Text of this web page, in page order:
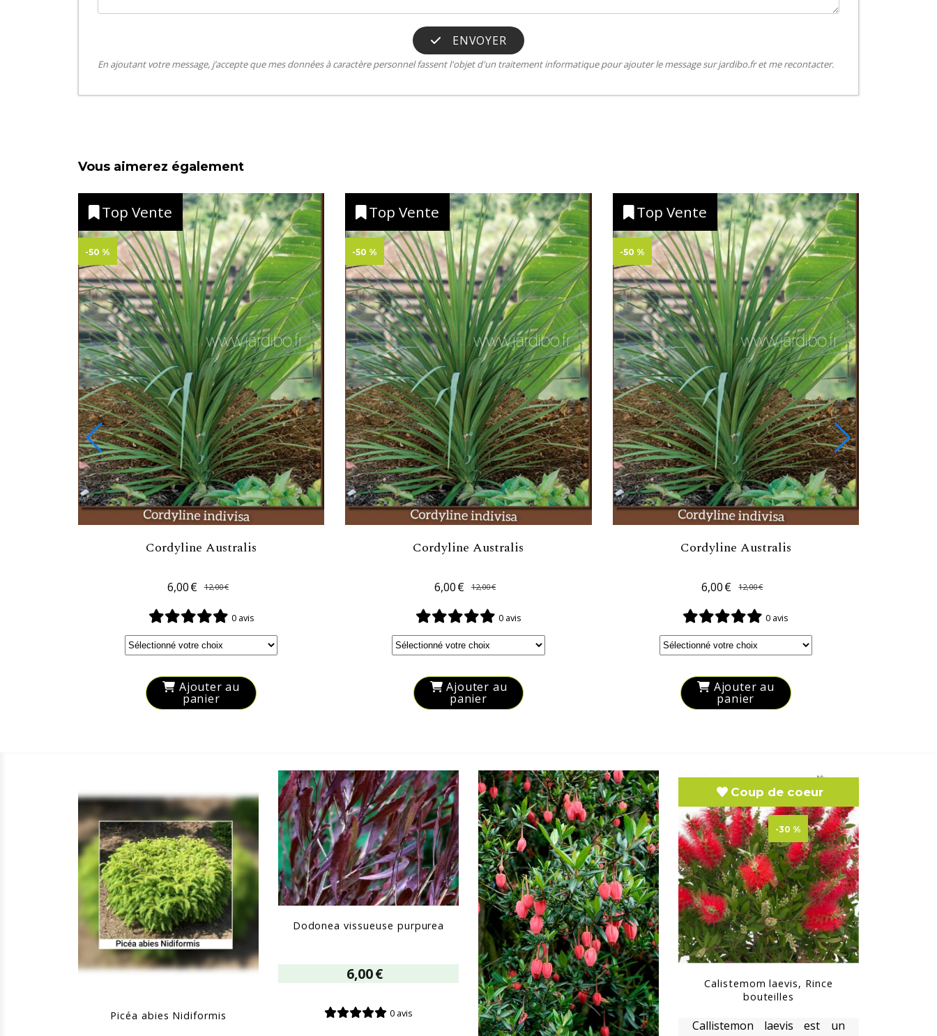
ENVOYER
En ajoutant votre message, j’accepte que mes données à caractère personnel fassent l'objet d'un traitement informatique pour ajouter le message sur jardibo.fr et me recontacter.
Vous aimerez également
-50 %
Cordyline Australis
6,00€ 12,00€
0 avis
Ajouter au
panier
Top Vente
-50 %
Cordyline Australis
6,00€ 12,00€
0 avis
Ajouter au
panier
Top Vente
-50 %
Cordyline Australis
6,00€ 12,00€
0 avis
Ajouter au
panier
Top Vente
Picéa abies Nidiformis
Dodonea vissueuse purpurea
6,00€
0 avis
-30 %
Calistemom laevis, Rince
bouteilles
Callistemon laevis est un
Coup de coeur